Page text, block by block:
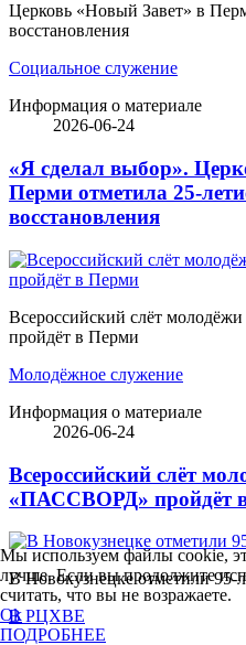
Церковь «Новый Завет» в
восстановления
Социальное служение
Информация о материале
2026-06-24
«Я сделал выбор».
Перми отметила 25-
восстановления
Всероссийский слёт
пройдёт в Перми
Молодёжное служение
Информация о материале
2026-06-24
Всероссийский слёт
«ПАССВОРД» пройдёт в
В Новокузнецке отметили 95-
В РЦХВЕ
Мы используем файлы cookie,
лучше. Если вы продолжите
считать, что вы не возражаете.
Ok
ПОДРОБНЕЕ